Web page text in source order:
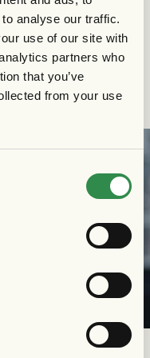
analyse our traffic.
use of our site with
partners who
that you’ve
from your use
mot
som gäller för dig